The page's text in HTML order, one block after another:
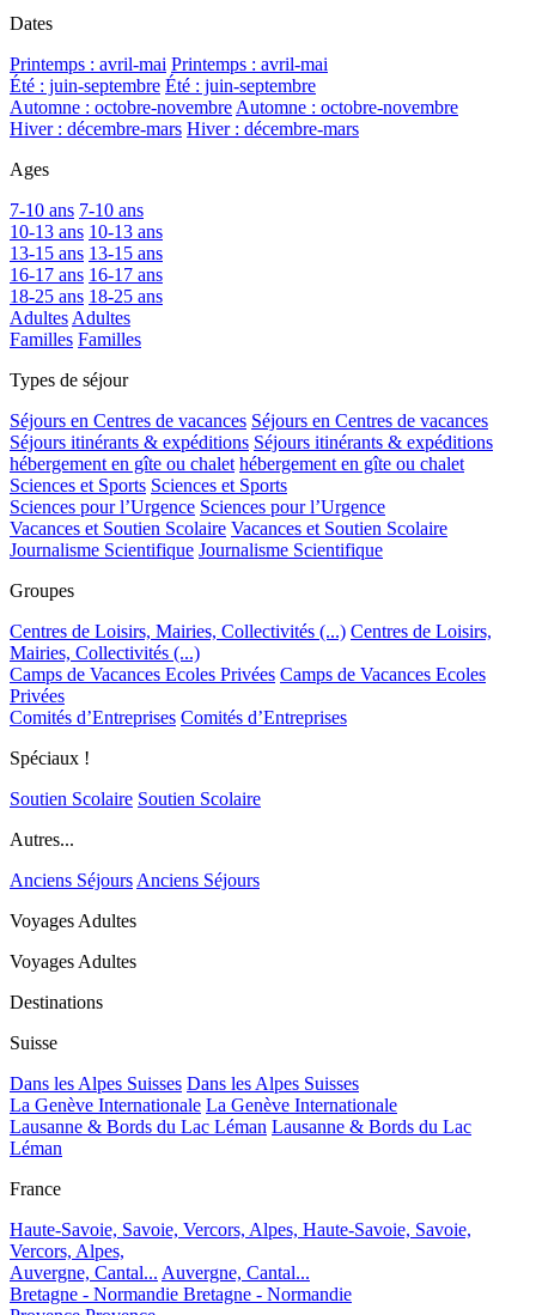
Dates
Printemps : avril-mai Printemps : avril-mai
Été : juin-septembre Été : juin-septembre
Automne : octobre-novembre Automne : octobre-novembre
Hiver : décembre-mars Hiver : décembre-mars
Ages
7-10 ans 7-10 ans
10-13 ans 10-13 ans
13-15 ans 13-15 ans
16-17 ans 16-17 ans
18-25 ans 18-25 ans
Adultes Adultes
Familles Familles
Types de séjour
Séjours en Centres de vacances Séjours en Centres de vacances
Séjours itinérants & expéditions Séjours itinérants & expéditions
hébergement en gîte ou chalet hébergement en gîte ou chalet
Sciences et Sports Sciences et Sports
Sciences pour l’Urgence Sciences pour l’Urgence
Vacances et Soutien Scolaire Vacances et Soutien Scolaire
Journalisme Scientifique Journalisme Scientifique
Groupes
Centres de Loisirs, Mairies, Collectivités (...) Centres de Loisirs,
Mairies, Collectivités (...)
Camps de Vacances Ecoles Privées Camps de Vacances Ecoles
Privées
Comités d’Entreprises Comités d’Entreprises
Spéciaux !
Soutien Scolaire Soutien Scolaire
Autres...
Anciens Séjours Anciens Séjours
Voyages Adultes
Voyages Adultes
Destinations
Suisse
Dans les Alpes Suisses Dans les Alpes Suisses
La Genève Internationale La Genève Internationale
Lausanne & Bords du Lac Léman Lausanne & Bords du Lac
Léman
France
Haute-Savoie, Savoie, Vercors, Alpes, Haute-Savoie, Savoie,
Vercors, Alpes,
Auvergne, Cantal... Auvergne, Cantal...
Bretagne - Normandie Bretagne - Normandie